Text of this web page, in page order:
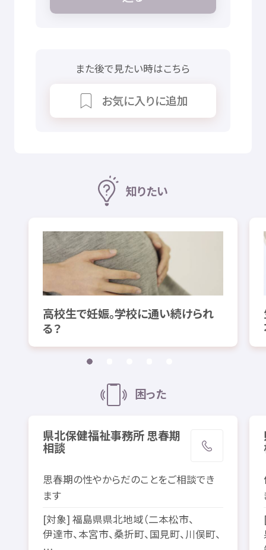
また後で見たい時はこちら
お気に入りに追加
知りたい
高校生で妊娠。学校に通い続けられ
る？
困った
県北保健福祉事務所思春期
相談
思春期の性やからだのことをご相談でき
ます
[対象] 福島県県北地域（二本松市、
伊達市、本宮市、桑折町、国見町、川俣町、